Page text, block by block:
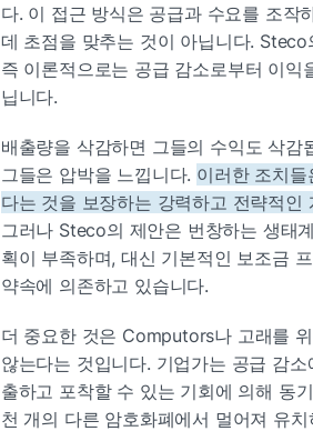
다. 이 접근 방식은 공급과 수요를 조작
데 초점을 맞추는 것이 아닙니다.
즉 이론적으로는 공급 감소로부터 이
닙니다.
배출량을 삭감하면 그들의 수익도 삭
그들은 압박을 느낍니다. 이러한 조치
다는 것을 보장하는 강력하고 전략적
그러나 Steco의 제안은 번창하는 생태
획이 부족하며, 대신 기본적인 보조금
약속에 의존하고 있습니다.
더 중요한 것은 Computors나 고래를
않는다는 것입니다. 기업가는 공급 감
출하고 포착할 수 있는 기회에 의해 동
천 개의 다른 암호화폐에서 멀어져 유